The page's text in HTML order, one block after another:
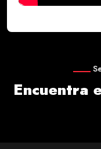
Encuentra